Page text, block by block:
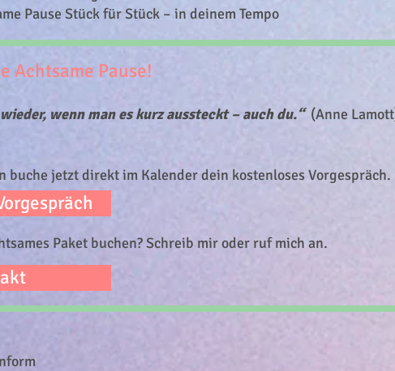
Pause Stück für Stück – in deinem Tempo
Achtsame Pause!
wenn man es kurz aussteckt – auch du.“(Anne
buche jetzt direkt im Kalender dein kostenloses Vorgespräch.​
Paket buchen? Schreib mir oder ruf mich an.